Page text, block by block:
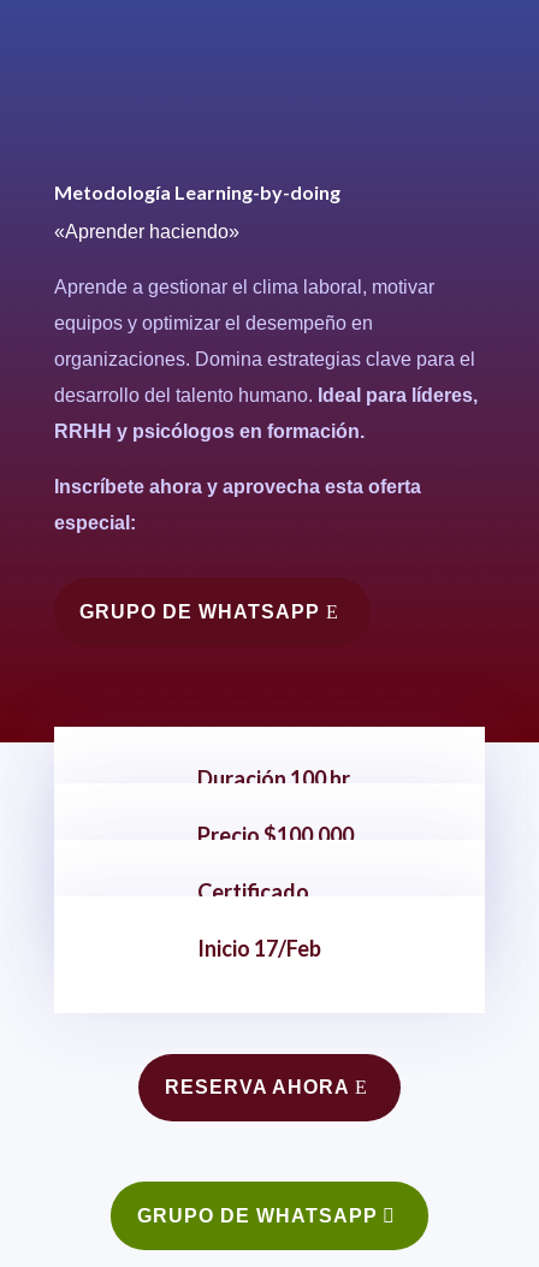
Metodología Learning-by-doing
«Aprender haciendo»
Aprende a gestionar el clima laboral, motivar
equipos y optimizar el desempeño en
organizaciones. Domina estrategias clave para el
desarrollo del talento humano. Ideal para líderes,
RRHH y psicólogos en formación.
Inscríbete ahora y aprovecha esta oferta
especial:
GRUPO DE WHATSAPP
Duración 100 hr
Precio $100.000
Certificado
Inicio 17/Feb
RESERVA AHORA
GRUPO DE WHATSAPP